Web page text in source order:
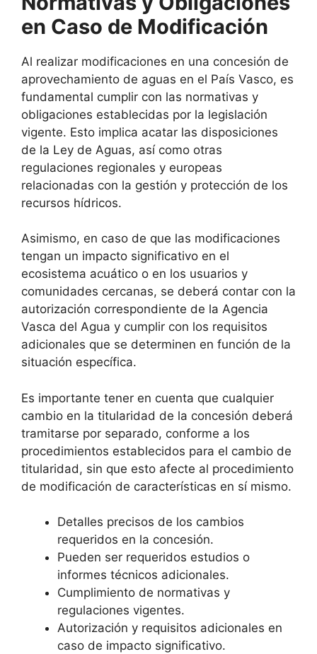
en Caso de Modificación
Al realizar modificaciones en una concesión de
aprovechamiento de aguas en el País Vasco, es
fundamental cumplir con las normativas y
obligaciones establecidas por la legislación
vigente. Esto implica acatar las disposiciones
de la Ley de Aguas, así como otras
regulaciones regionales y europeas
relacionadas con la gestión y protección de los
recursos hídricos.
Asimismo, en caso de que las modificaciones
tengan un impacto significativo en el
ecosistema acuático o en los usuarios y
comunidades cercanas, se deberá contar con la
autorización correspondiente de la Agencia
Vasca del Agua y cumplir con los requisitos
adicionales que se determinen en función de la
situación específica.
Es importante tener en cuenta que cualquier
cambio en la titularidad de la concesión deberá
tramitarse por separado, conforme a los
procedimientos establecidos para el cambio de
titularidad, sin que esto afecte al procedimiento
de modificación de características en sí mismo.
Detalles precisos de los cambios
requeridos en la concesión.
Pueden ser requeridos estudios o
informes técnicos adicionales.
Cumplimiento de normativas y
regulaciones vigentes.
Autorización y requisitos adicionales en
caso de impacto significativo.